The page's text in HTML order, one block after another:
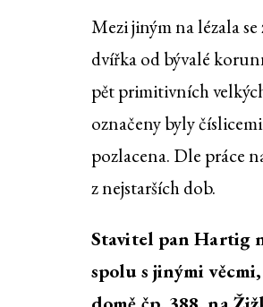
Mezi jiným na lézala
dvířka od bývalé
pět primitivních
označeny byly
pozlacena. Dle práce
z nejstarších dob.
Stavitel pan Hartig
spolu s jinými